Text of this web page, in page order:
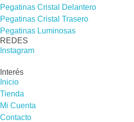
Pegatinas Cristal Delantero
Pegatinas Cristal Trasero
Pegatinas Luminosas
REDES​
Instagram
Interés
Inicio
Tienda
Mi Cuenta
Contacto